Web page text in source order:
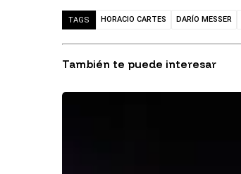
TAGS HORACIO CARTES DARÍO MESSER
También te puede interesar